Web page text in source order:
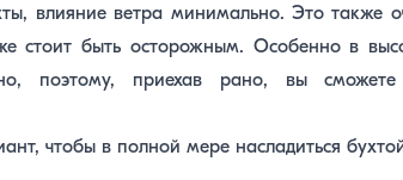
влияние ветра минимально. Это также
стоит быть осторожным. Особенно в
поэтому, приехав рано, вы сможете
чтобы в полной мере насладиться